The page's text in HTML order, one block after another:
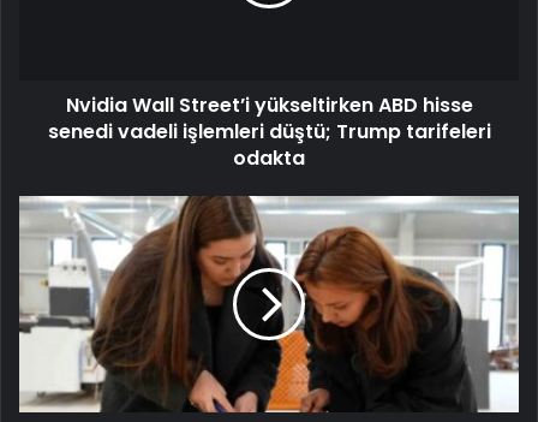
Nvidia Wall Street’i yükseltirken ABD hisse
senedi vadeli işlemleri düştü; Trump tarifeleri
odakta